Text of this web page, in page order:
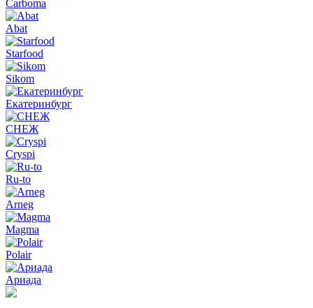
Carboma
Abat
Starfood
Sikom
Екатеринбург
СНЕЖ
Cryspi
Ru-to
Arneg
Magma
Polair
Ариада